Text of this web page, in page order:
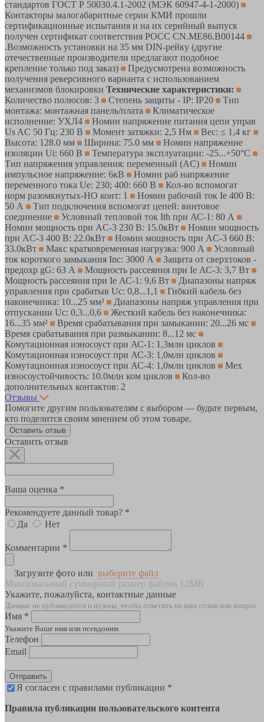
стандартов ГОСТ Р 50030.4.1-2002 (МЭК 60947-4-1-2000)
Контакторы малогабаритные серии КМИ прошли
сертификационные испытания и на их серийный выпуск
получен сертификат соответствия РОСС CN.ME86.B00144
.Возможность установки на 35 мм DIN-рейку (другие
отечественные производители предлагают подобное
крепление только под заказ)
Предусмотрена возможность
получения реверсивного варианта с использованием
механизмов блокировки Технические характеристики:
Количество полюсов: 3
Степень защиты - IP: IP20
Тип
монтажа: монтажная панель/плата
Климатическое
исполнение: УХЛ4
Номин напряжение питания цепи управ
Us AC 50 Гц: 230 В
Момент затяжки: 2,5 Нм
Вес: ≤ 1,4 кг
Высота: 128.0 мм
Ширина: 75.0 мм
Номин напряжение
изоляции Ui: 660 В
Температура эксплуатации: -25...+50°C
Тип напряжения управления: переменный (AC)
Номин
импульсное напряжение: 6кВ
Номин раб напряжение
переменного тока Ue: 230; 400: 660 В
Кол-во вспомогат
норм разомкнутых-НО конт: 1
Номин рабочий ток Ie 400 В:
50 А
Тип подключения вспомогат цепей: винтовое
соединение
Условный тепловой ток Ith при АС-1: 80 А
Номин мощность при AC-3 230 В: 15.0кВт
Номин мощность
при AC-3 400 В: 22.0кВт
Номин мощность при AC-3 660 В:
33.0кВт
Макс кратковременная нагрузка: 900 А
Условный
ток короткого замыкания Inc: 3000 А
Защита от сверхтоков -
предохр gG: 63 А
Мощность рассеяния при Ie АС-3: 3,7 Вт
Мощность рассеяния при Ie АС-1: 9,6 Вт
Диапазоны напряж
управления при срабатыв Uc: 0,8...1,1
Гибкий кабель без
наконечника: 10...25 мм²
Диапазоны напряж управления при
отпускании Uc: 0,3...0,6
Жесткий кабель без наконечника:
16...35 мм²
Время срабатывания при замыкании: 20...26 мс
Время срабатывания при размыкании: 8...12 мс
Комутационная износоуст при АС-1: 1,3млн циклов
Комутационная износоуст при АС-3: 1,0млн циклов
Комутационная износоуст при АС-4: 1,0млн циклов
Мех
износоустойчивость: 10.0млн ком циклов
Кол-во
дополнительных контактов: 2
Отзывы
Помогите другим пользователям с выбором — будьте первым,
кто поделится своим мнением об этом товаре.
Оставить отзыв
Оставить отзыв
Ваша оценка *
Рекомендуете данный товар? *
Да
Нет
Комментарии *
Загрузите фото или выберите файл
Максимальный суммарный размер файлов 12MB
Укажите, пожалуйста, контактные данные
Данные не публикуются и нужны, чтобы ответить на ваш отзыв или вопрос
Имя *
Укажите Ваше имя или псевдоним
Телефон
Email
Отправить
Я согласен с правилами публикации *
Правила публикации пользовательского контента